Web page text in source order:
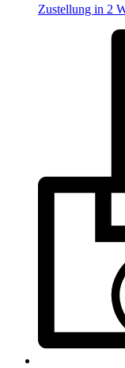
Zustellung in 2